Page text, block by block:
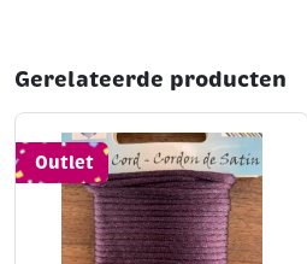
Gerelateerde producten
Outlet